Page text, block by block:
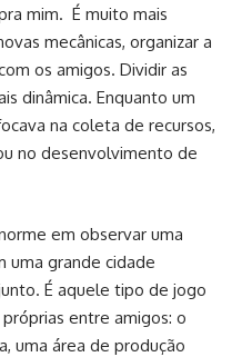
mim. É muito mais
mecânicas, organizar a
os amigos. Dividir as
dinâmica. Enquanto um
na coleta de recursos,
no desenvolvimento de
em observar uma
uma grande cidade
É aquele tipo de jogo
entre amigos: o
uma área de produção